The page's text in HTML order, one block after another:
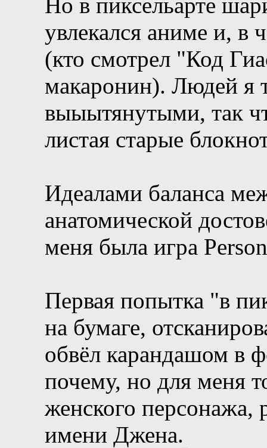
увлекался аниме и,
(кто смотрел "Код
макаронин). Людей я
выыытянутыми, так
листая старые
Идеалами баланса
анатомической
меня была игра
Первая попытка "в
на бумаге,
обвёл карандашом в
почему, но для меня
женского
имени Джена.